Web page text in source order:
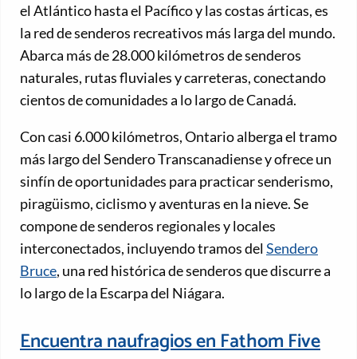
el Atlántico hasta el Pacífico y las costas árticas, es
la red de senderos recreativos más larga del mundo.
Abarca más de 28.000 kilómetros de senderos
naturales, rutas fluviales y carreteras, conectando
cientos de comunidades a lo largo de Canadá.
Con casi 6.000 kilómetros, Ontario alberga el tramo
más largo del Sendero Transcanadiense y ofrece un
sinfín de oportunidades para practicar senderismo,
piragüismo, ciclismo y aventuras en la nieve. Se
compone de senderos regionales y locales
interconectados, incluyendo tramos delSendero
Bruce, una red histórica de senderos que discurre a
lo largo de la Escarpa del Niágara.
Encuentra naufragios en Fathom Five